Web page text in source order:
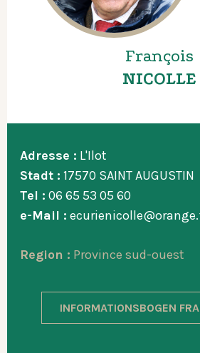
François
NICOLLE
Adresse : L'Ilot
Stadt : 17570 SAINT AUGUSTIN
Tel : 06 65 53 05 60
e-Mail :
Region : Province sud-ouest
INFORMATIONSBOGEN